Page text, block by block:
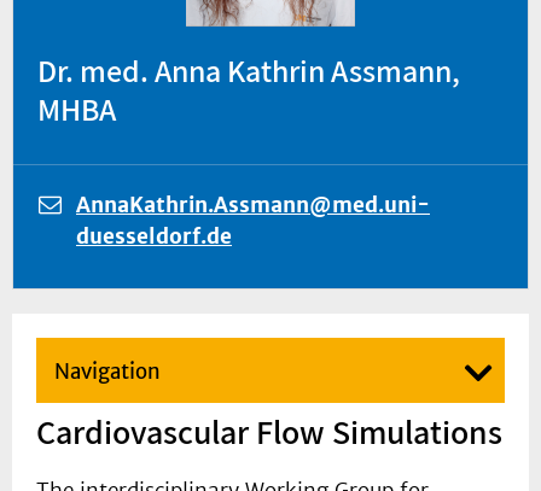
Dr. med. Anna Kathrin Assmann,
MHBA
AnnaKathrin.Assmann@med.uni-
duesseldorf.de
Navigation
Cardiovascular Flow Simulations